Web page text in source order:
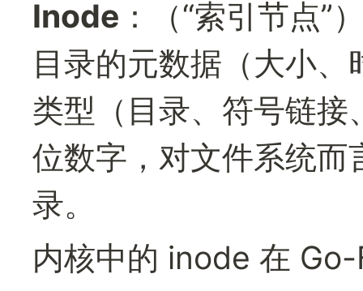
Inode ：（“索引节点”
目录的元数据（大小
类型（目录、符号链
位数字，对文件系统
录。
内核中的 inode 在